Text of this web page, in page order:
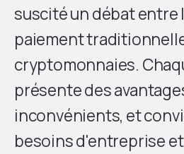
suscité un débat entre
paiement
cryptomonnaies.
présente des
inconvénients, et
besoins d'entreprise